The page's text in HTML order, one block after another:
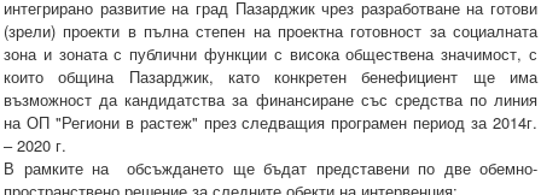
интегрирано развитие на град Пазарджик чрез разработване на готови
(зрели) проекти в пълна степен на проектна готовност за социалната
зона и зоната с публични функции с висока обществена значимост, с
които община Пазарджик, като конкретен бенефициент ще има
възможност да кандидатства за финансиране със средства по линия
на ОП "Региони в растеж" през следващия програмен период за 2014г.
– 2020 г.
В рамките на обсъждането ще бъдат представени по две обемно-